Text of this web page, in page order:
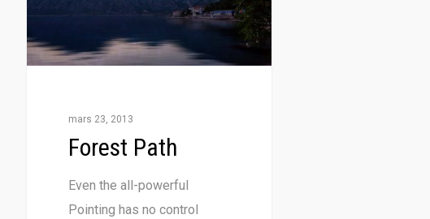
mars 23, 2013
Forest Path
Even the all-powerful
Pointing has no control